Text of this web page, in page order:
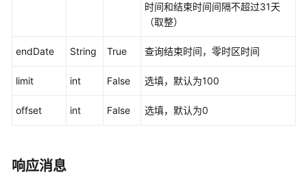
考
时间和结束时间间隔不超过31天
（取整）
endDate String True 查询结束时间，零时区时间
limit int False 选填，默认为100
offset int False 选填，默认为0
响应消息